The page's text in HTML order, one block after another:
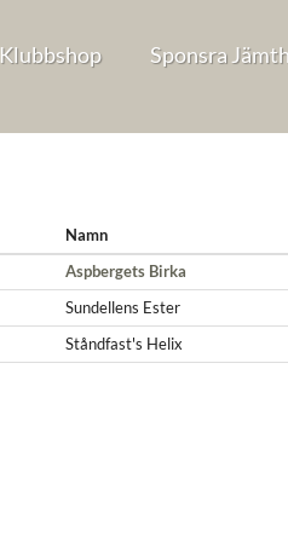
Klubbshop Sponsra
Namn
Aspbergets Birka
Sundellens Ester
Ståndfast's Helix